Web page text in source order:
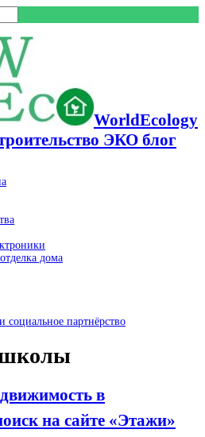
WorldEcology
ЭКО блог
дома
социальное партнёрство
в
на сайте «Этажи»